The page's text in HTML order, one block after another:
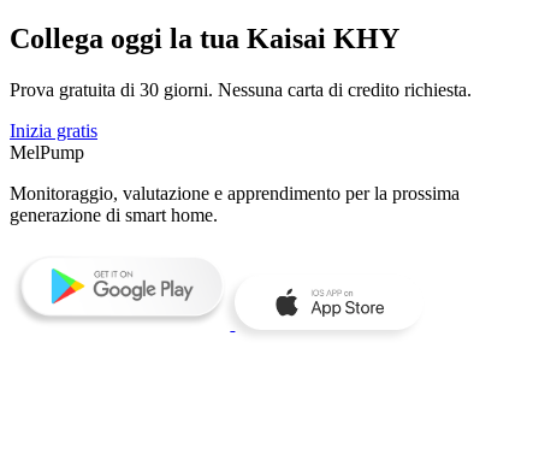
Collega oggi la tua Kaisai KHY
Prova gratuita di 30 giorni. Nessuna carta di credito richiesta.
Inizia gratis
MelPump
Monitoraggio, valutazione e apprendimento per la prossima
generazione di smart home.